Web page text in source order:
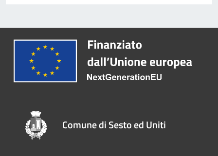
Comune di Sesto ed Uniti